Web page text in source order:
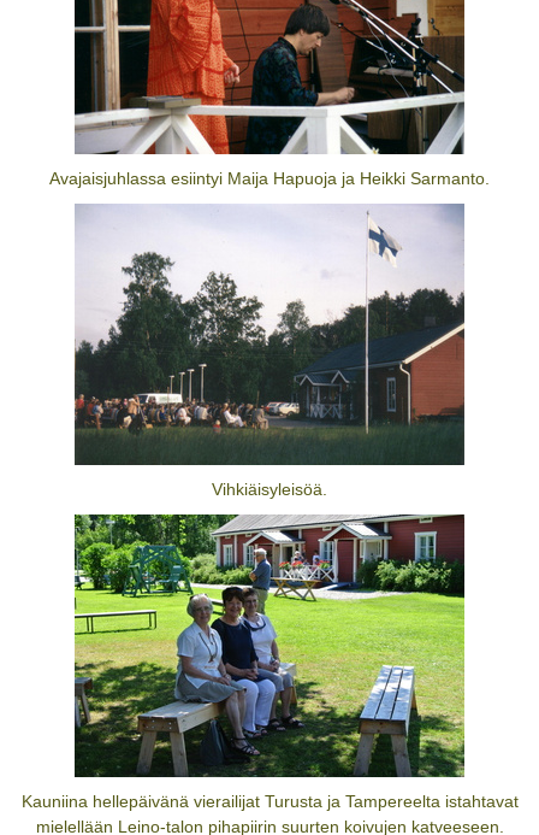
Avajaisjuhlassa esiintyi Maija Hapuoja ja Heikki Sarmanto.
Vihkiäisyleisöä.
Kauniina hellepäivänä vierailijat Turusta ja Tampereelta istahtavat
mielellään Leino-talon pihapiirin suurten koivujen katveeseen.